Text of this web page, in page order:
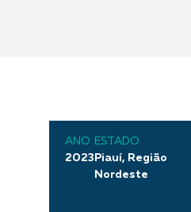
ANO
2023
ESTADO
Piauí, Região
Nordeste